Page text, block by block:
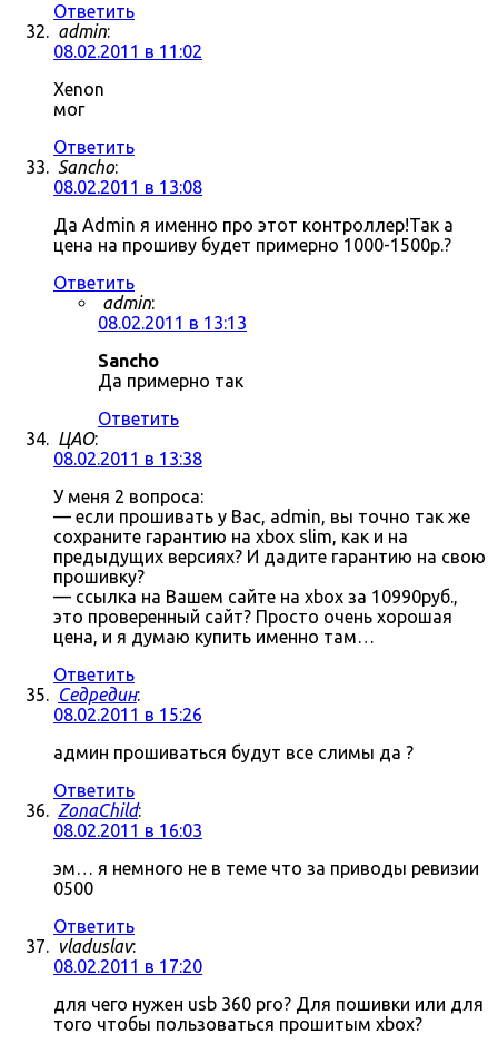
Ответить
admin:
08.02.2011 в 11:02
Xenon
мог
Ответить
Sancho:
08.02.2011 в 13:08
Да Admin я именно про этот контроллер!Так а
цена на прошиву будет примерно 1000-1500р.?
Ответить
admin:
08.02.2011 в 13:13
Sancho
Да примерно так
Ответить
ЦАО:
08.02.2011 в 13:38
У меня 2 вопроса:
— если прошивать у Вас, admin, вы точно так же
сохраните гарантию на xbox slim, как и на
предыдущих версиях? И дадите гарантию на свою
прошивку?
— ссылка на Вашем сайте на xbox за 10990руб.,
это проверенный сайт? Просто очень хорошая
цена, и я думаю купить именно там…
Ответить
Седредин:
08.02.2011 в 15:26
админ прошиваться будут все слимы да ?
Ответить
ZonaChild:
08.02.2011 в 16:03
эм… я немного не в теме что за приводы ревизии
0500
Ответить
vladuslav:
08.02.2011 в 17:20
для чего нужен usb 360 pro? Для пошивки или для
того чтобы пользоваться прошитым xbox?